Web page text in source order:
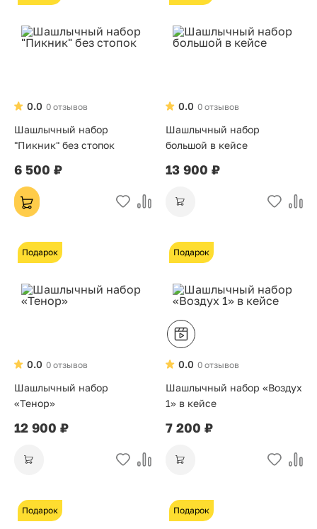
0 отзывов
0.0
Шашлычный набор
"Пикник" без стопок
6 500 ₽
0 отзывов
0.0
Шашлычный набор
большой в кейсе
13 900 ₽
Подарок
0 отзывов
0.0
Шашлычный набор
«Тенор»
12 900 ₽
Подарок
0 отзывов
0.0
Шашлычный набор «Воздух
1» в кейсе
7 200 ₽
Подарок Подарок